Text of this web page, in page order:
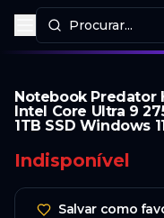
Procurar...
Procurar produtos
Notebook Predator
Intel Core Ultra 9
1TB SSD Windows
Indisponível
Salvar como